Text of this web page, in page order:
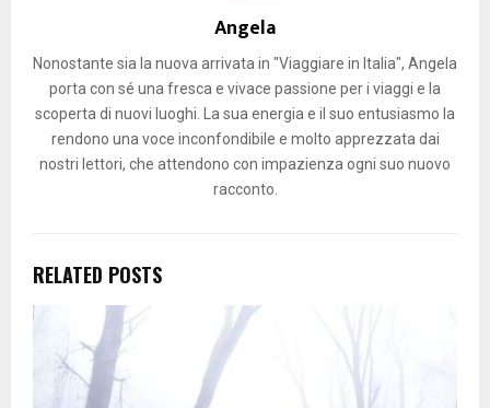
Angela
Nonostante sia la nuova arrivata in "Viaggiare in Italia", Angela
porta con sé una fresca e vivace passione per i viaggi e la
scoperta di nuovi luoghi. La sua energia e il suo entusiasmo la
rendono una voce inconfondibile e molto apprezzata dai
nostri lettori, che attendono con impazienza ogni suo nuovo
racconto.
RELATED POSTS